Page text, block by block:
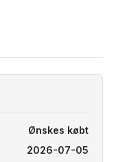
Ønskes købt
2026-07-05